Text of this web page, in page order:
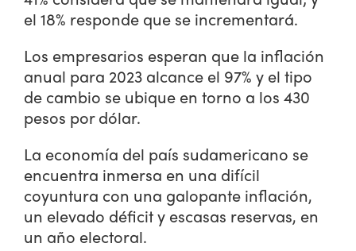
el 18% responde que se incrementará.
Los empresarios esperan que la inflación
anual para 2023 alcance el 97% y el tipo
de cambio se ubique en torno a los 430
pesos por dólar.
La economía del país sudamericano se
encuentra inmersa en una difícil
coyuntura con una galopante inflación,
un elevado déficit y escasas reservas, en
un año electoral.